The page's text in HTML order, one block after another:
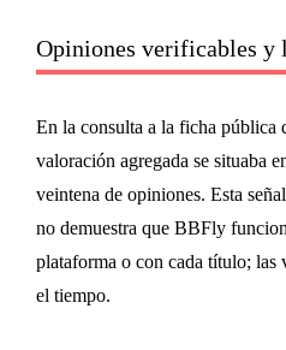
Opiniones verificables y
En la consulta a la ficha pública
valoración agregada se situaba
veintena de opiniones. Esta
no demuestra que BBFly
plataforma o con cada título; las
el tiempo.